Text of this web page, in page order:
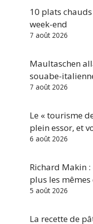
10 plats
week-end
7 août 2026
Maultaschen
souabe-
7 août 2026
Le « tourisme
plein essor, et
6 août 2026
Richard Makin :
plus les
5 août 2026
La recette de